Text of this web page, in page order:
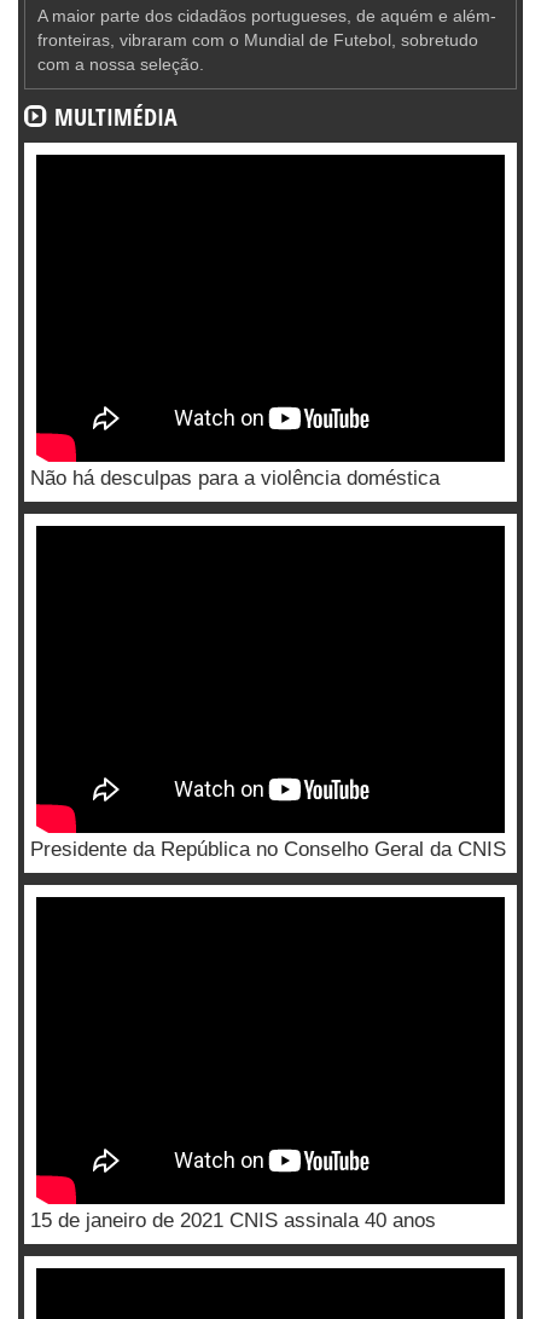
A maior parte dos cidadãos portugueses, de aquém e além-
fronteiras, vibraram com o Mundial de Futebol, sobretudo
com a nossa seleção.
MULTIMÉDIA
Não há desculpas para a violência doméstica
Presidente da República no Conselho Geral da CNIS
15 de janeiro de 2021 CNIS assinala 40 anos